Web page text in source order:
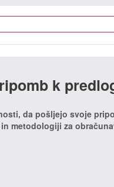
k
da pošljejo svoje
metodologiji za